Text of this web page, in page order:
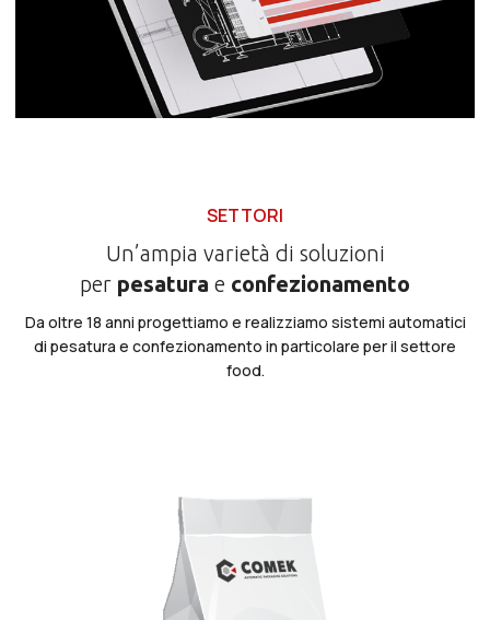
SETTORI
Un’ampia varietà di soluzioni
per pesatura e confezionamento
Da oltre 18 anni progettiamo e realizziamo sistemi automatici
di pesatura e confezionamento in particolare per il settore
food.